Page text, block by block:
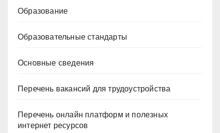
Образование
Образовательные стандарты
Основные сведения
Перечень вакансий для трудоустройства
Перечень онлайн платформ и полезных
интернет ресурсов